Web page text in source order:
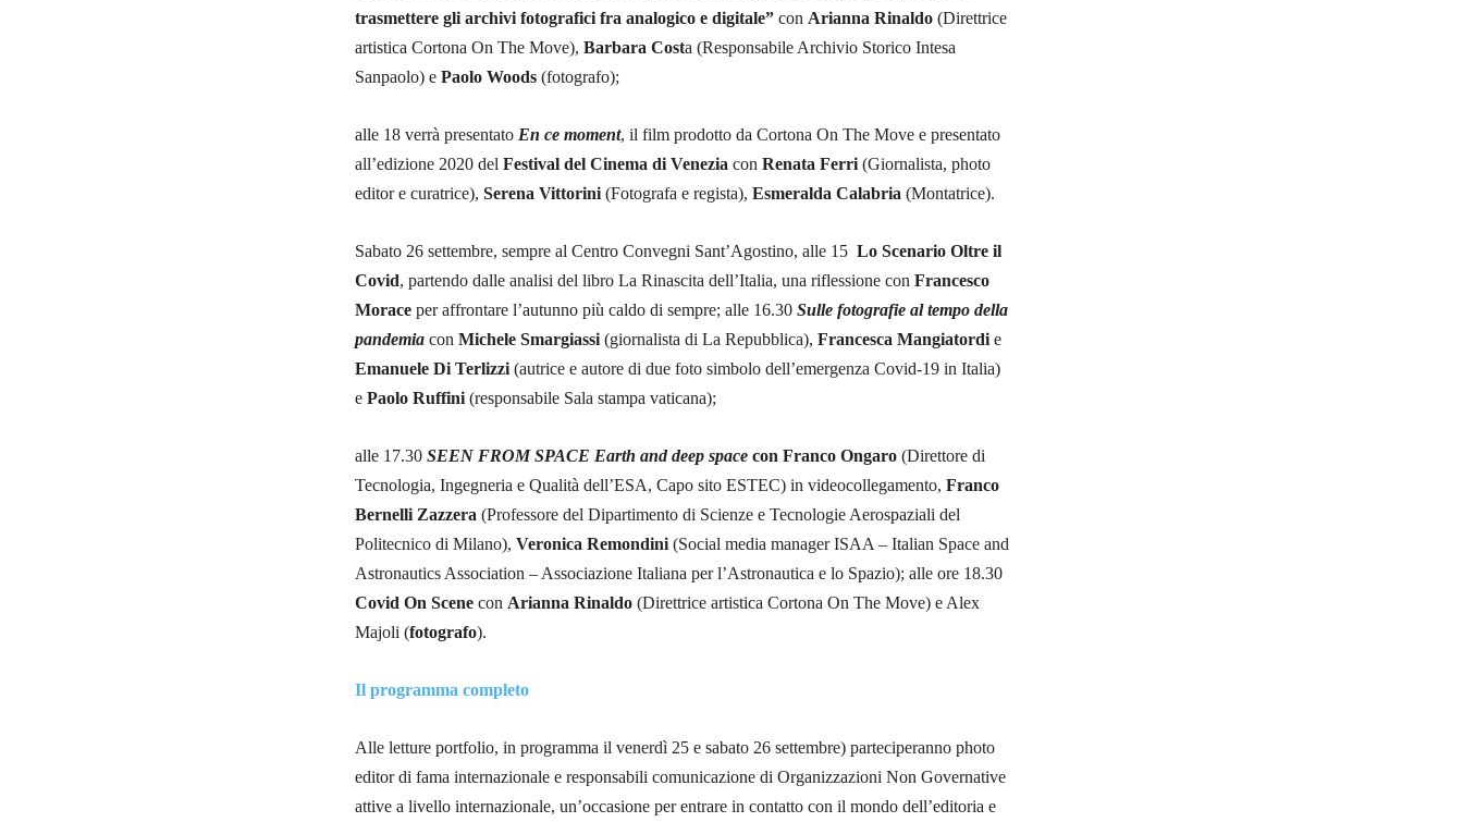
trasmettere gli archivi fotografici fra analogico e digitale” con Arianna Rinaldo (Direttrice
artistica Cortona On The Move), Barbara Costa (Responsabile Archivio Storico Intesa
Sanpaolo) e Paolo Woods (fotografo);
alle 18 verrà presentato En ce moment, il film prodotto da Cortona On The Move e presentato
all’edizione 2020 del Festival del Cinema di Venezia con Renata Ferri (Giornalista, photo
editor e curatrice), Serena Vittorini (Fotografa e regista), Esmeralda Calabria (Montatrice).
Sabato 26 settembre, sempre al Centro Convegni Sant’Agostino, alle 15 Lo Scenario Oltre il
Covid, partendo dalle analisi del libro La Rinascita dell’Italia, una riflessione con Francesco
Morace per affrontare l’autunno più caldo di sempre; alle 16.30 Sulle fotografie al tempo della
pandemia con Michele Smargiassi (giornalista di La Repubblica), Francesca Mangiatordi e
Emanuele Di Terlizzi (autrice e autore di due foto simbolo dell’emergenza Covid-19 in Italia)
e Paolo Ruffini (responsabile Sala stampa vaticana);
alle 17.30 SEEN FROM SPACE Earth and deep space con Franco Ongaro (Direttore di
Tecnologia, Ingegneria e Qualità dell’ESA, Capo sito ESTEC) in videocollegamento, Franco
Bernelli Zazzera (Professore del Dipartimento di Scienze e Tecnologie Aerospaziali del
Politecnico di Milano), Veronica Remondini (Social media manager ISAA – Italian Space and
Astronautics Association – Associazione Italiana per l’Astronautica e lo Spazio); alle ore 18.30
Covid On Scene con Arianna Rinaldo (Direttrice artistica Cortona On The Move) e Alex
Majoli (fotografo).
Il programma completo
Alle letture portfolio, in programma il venerdì 25 e sabato 26 settembre) parteciperanno photo
editor di fama internazionale e responsabili comunicazione di Organizzazioni Non Governative
attive a livello internazionale, un’occasione per entrare in contatto con il mondo dell’editoria e